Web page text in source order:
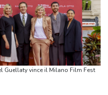
per la finale in Marocco".
fiducia sul decreto giustizia,
punto prima della pausa estiva
saudita nel Golfo di Aden
Guellaty vince il Milano Film Fest